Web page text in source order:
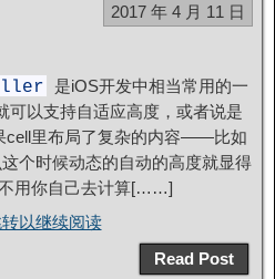
2017 年 4 月 11 日
是iOS开发中相当常用的一
可以支持自适应高度，或者说是
cell里布局了复杂的内容——比如
个时候动态的自动的高度就显得
用你自己去计算[……]
以继续阅读
Read Post